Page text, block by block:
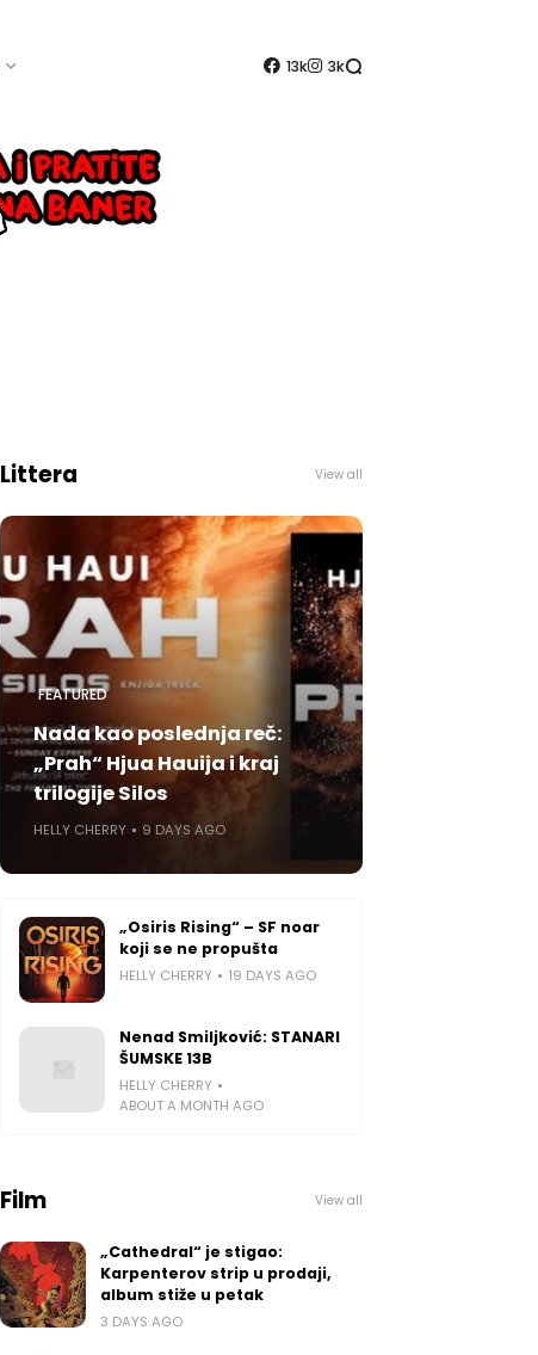
13k 3k
Littera View all
FEATURED
Nada kao poslednja reč:
„Prah“ Hjua Hauija i kraj
trilogije Silos
HELLY CHERRY 9 DAYS AGO
„Osiris Rising“ – SF noar
koji se ne propušta
HELLY CHERRY 19 DAYS AGO
Nenad Smiljković: STANARI
ŠUMSKE 13B
HELLY CHERRY
ABOUT A MONTH AGO
Film View all
„Cathedral“ je stigao:
Karpenterov strip u prodaji,
album stiže u petak
3 DAYS AGO